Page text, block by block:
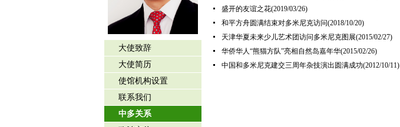
大使致辞
大使简历
使馆机构设置
联系我们
中多关系
盛开的友谊之花(2019/03/26)
和平方舟圆满结束对多米尼克访问(2018/10/20)
天津华夏未来少儿艺术团访问多米尼克图展(2015/02/27)
华侨华人“熊猫方队”亮相自然岛嘉年华(2015/02/26)
中国和多米尼克建交三周年杂技演出圆满成功(2012/10/11)